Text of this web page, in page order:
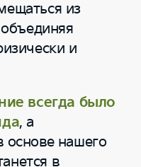
из
и
всегда было
, а
нашего
в